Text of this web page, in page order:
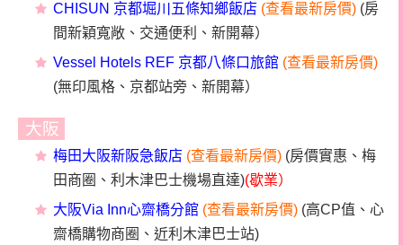
CHISUN 京都堀川五條知鄉飯店 (查看最新房價) (房
間新穎寬敞、交通便利、新開幕）
Vessel Hotels REF 京都八條口旅館 (查看最新房價)
(無印風格、京都站旁、新開幕）
大阪
梅田大阪新阪急飯店 (查看最新房價) (房價實惠、梅
田商圈、利木津巴士機場直達)(歇業）
大阪Via Inn心齋橋分館 (查看最新房價) (高CP值、心
齋橋購物商圈、近利木津巴士站)